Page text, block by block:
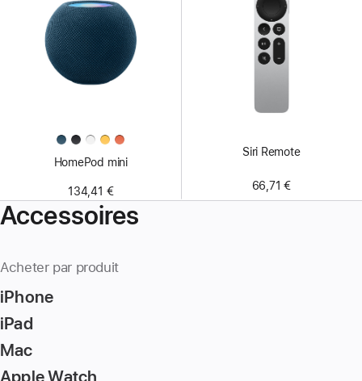
HomePod mini
134,41 €
Siri Remote
66,71 €
Accessoires
Acheter par produit
iPhone
iPad
Mac
Apple Watch